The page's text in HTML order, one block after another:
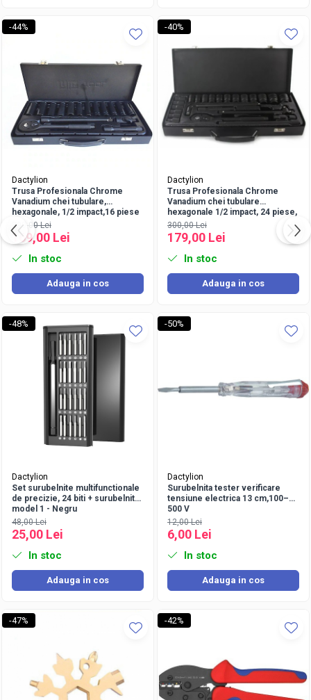
-44%
Dactylion
Trusa Profesionala Chrome
Vanadium chei tubulare,
hexagonale, 1/2 impact,16 piese
- Negru
300,00 Lei
169,00 Lei
In stoc
Adauga in cos
-40%
Dactylion
Trusa Profesionala Chrome
Vanadium chei tubulare
hexagonale 1/2 impact, 24 piese,
- Negru
300,00 Lei
179,00 Lei
In stoc
Adauga in cos
-48%
Dactylion
Set surubelnite multifunctionale
de precizie, 24 biti + surubelnita,
model 1 - Negru
48,00 Lei
25,00 Lei
In stoc
Adauga in cos
-50%
Dactylion
Surubelnita tester verificare
tensiune electrica 13 cm,100–
500 V
12,00 Lei
6,00 Lei
In stoc
Adauga in cos
-47% -42%